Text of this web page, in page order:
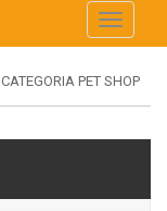
Toggle
CATEGORIA PET SHOP